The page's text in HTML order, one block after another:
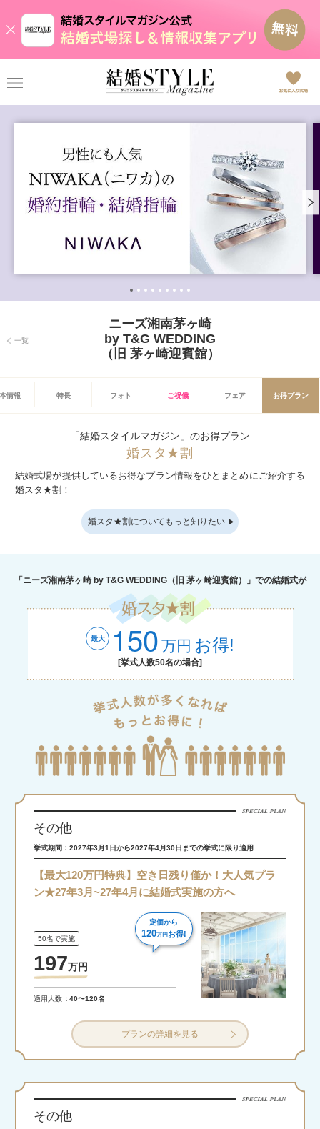
一覧
ニーズ湘南茅ヶ崎
by T&G WEDDING
（旧 茅ヶ崎迎賓館）
情報 特長 フォト ご祝儀 フェア お得プラン
「結婚スタイルマガジン」のお得プラン
婚スタ★割
結婚式場が提供しているお得なプラン情報をひとまとめにご紹介する
婚スタ★割！
婚スタ★割についてもっと知りたい
「ニーズ湘南茅ヶ崎 by T&G WEDDING（旧 茅ヶ崎迎賓館）」での結婚式が
最大 150 万円 お得!
[挙式人数50名の場合]
その他
挙式期間：2027年3月1日から2027年4月30日までの挙式に限り適用
【最大120万円特典】空き日残り僅か！大人気プラ
ン★27年3月~27年4月に結婚式実施の方へ
50名で実施
197万円
定価から
120万円お得!
適用人数 40〜120名
プランの詳細を見る
その他